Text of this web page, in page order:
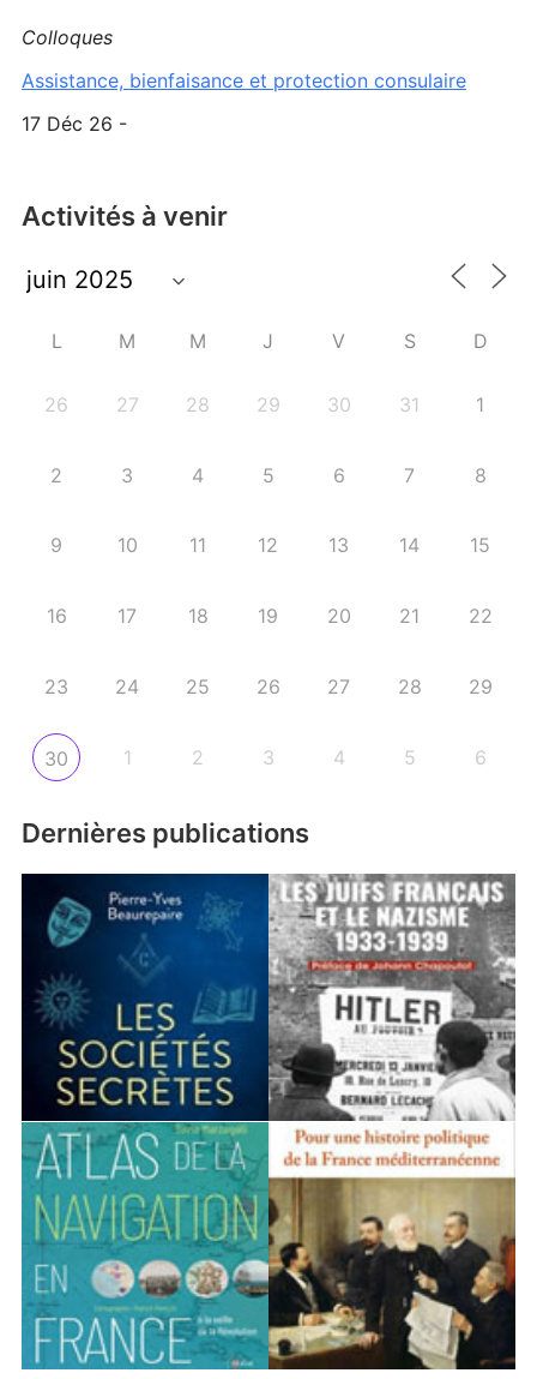
Colloques
Assistance, bienfaisance et protection consulaire
17 Déc 26 -
Activités à venir
L M M J V S D
26 27 28 29 30 31 1
2 3 4 5 6 7 8
9 10 11 12 13 14 15
16 17 18 19 20 21 22
23 24 25 26 27 28 29
30 1 2 3 4 5 6
Dernières publications